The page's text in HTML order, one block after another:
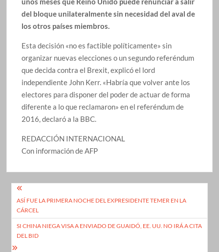
del bloque unilateralmente sin necesidad del aval de
los otros países miembros.
Esta decisión «no es factible políticamente» sin
organizar nuevas elecciones o un segundo referéndum
que decida contra el Brexit, explicó el lord
independiente John Kerr. «Habría que volver ante los
electores para disponer del poder de actuar de forma
diferente a lo que reclamaron» en el referéndum de
2016, declaró a la BBC.
REDACCIÓN INTERNACIONAL
Con información de AFP
Navegación
de
entradas
ASÍ FUE LA PRIMERA NOCHE DEL EXPRESIDENTE TEMER EN LA
CÁRCEL
SI CHINA NIEGA VISA A ENVIADO DE GUAIDÓ, EE. UU. NO IRÁ A CITA
DEL BID